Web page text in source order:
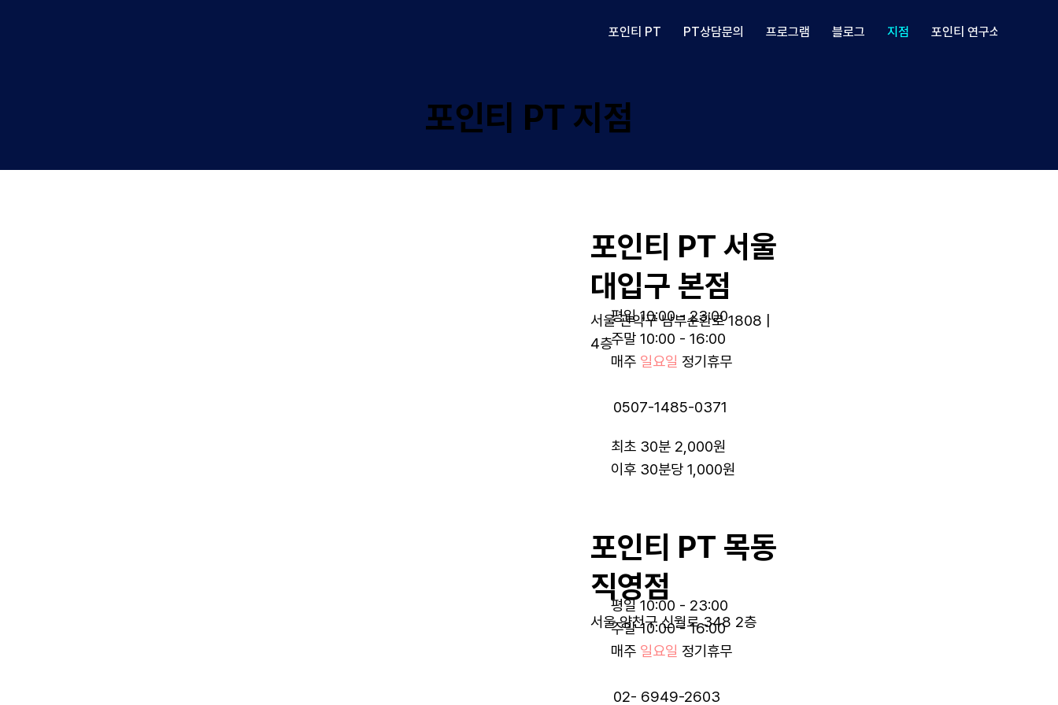
포인티 PT PT상담문의 프로그램 블로그 지점 포인티 연구소
포인티 PT 지점
포인티 PT 목동
직영점
서울 양천구 신월로 348 2층
평일 10:00 - 23:00
주말 10:00 - 16:00
매주 일요일 정기휴무
02- 6949-2603
포인티 PT 서울
대입구 본점
서울 관악구 남부순환로 1808 |
4층
평일 10:00 - 23:00
주말 10:00 - 16:00
매주 일요일 정기휴무
0507-1485-0371
최초 30분 2,000원
이후 30분당 1,000원